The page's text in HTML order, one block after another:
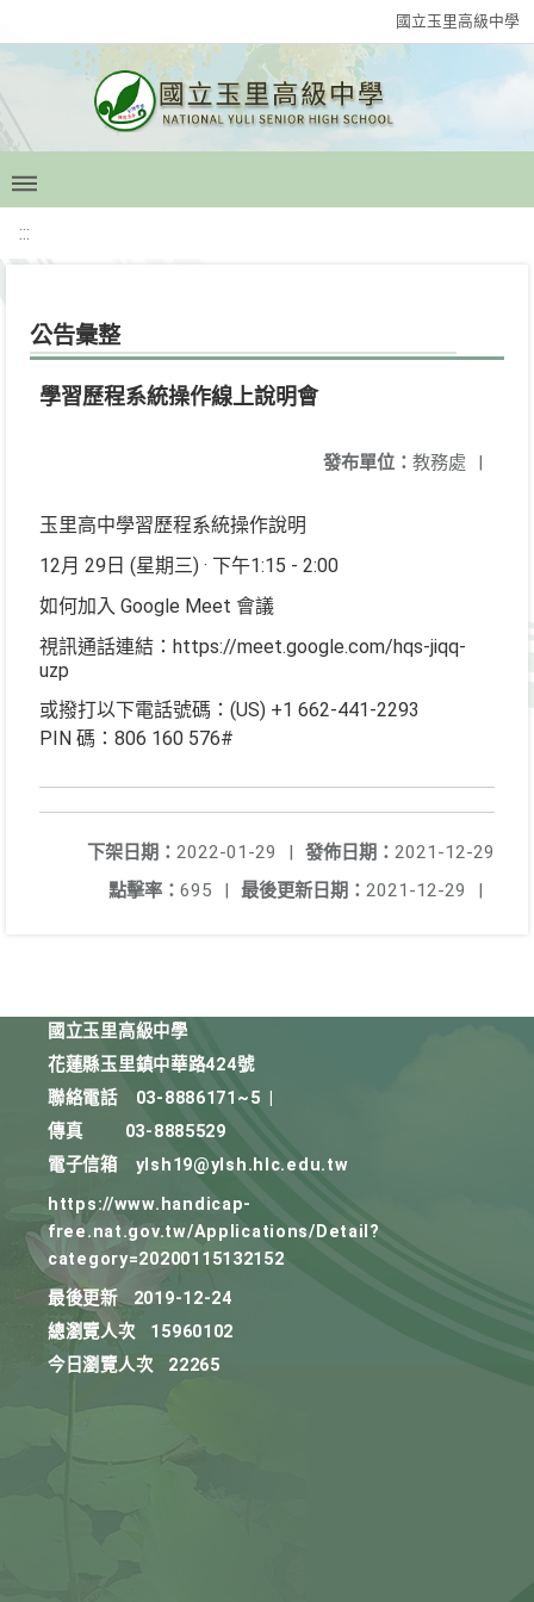
國立玉里高級中學
:::
公告彙整
學習歷程系統操作線上說明會
發布單位： 教務處 |
玉里高中學習歷程系統操作說明
12月 29日 (星期三) · 下午1:15 - 2:00
如何加入 Google Meet 會議
視訊通話連結：https://meet.google.com/hqs-jiqq-
uzp
或撥打以下電話號碼：‪(US) +1 662-441-2293
PIN 碼：‪806 160 576#
發佈日期： 2021-12-29
下架日期： 2022-01-29
|
最後更新日期： 2021-12-29 |
點擊率： 695 |
國立玉里高級中學
花蓮縣玉里鎮中華路424號
聯絡電話
03-8886171~5
傳真
03-8885529
電子信箱
ylsh19@ylsh.hlc.edu.tw
https://www.handicap-
free.nat.gov.tw/Applications/Detail?
category=20200115132152
最後更新
2019-12-24
總瀏覽人次
15960102
今日瀏覽人次
22265